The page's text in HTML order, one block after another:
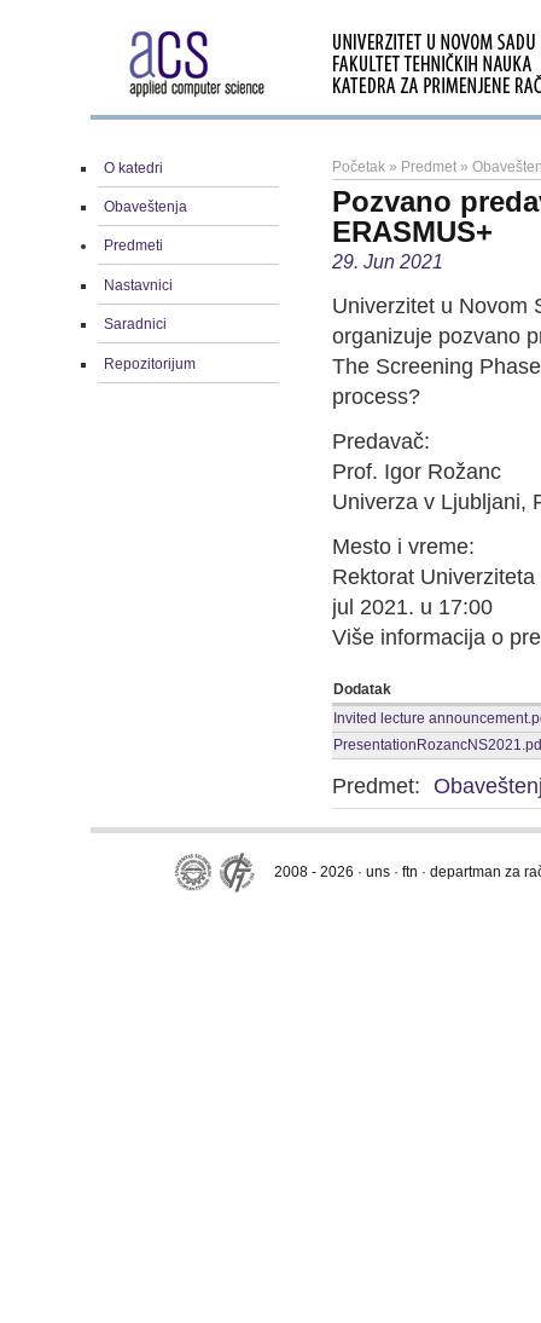
O katedri
Obaveštenja
Predmeti
Nastavnici
Saradnici
Repozitorijum
Početak » Predmet »
Pozvano
ERASMUS+
29. Jun 2021
Univerzitet u Novom
organizuje pozvano
The Screening
process?
Predavač:
Prof. Igor Rožanc
Univerza v Ljubljani,
Mesto i vreme:
Rektorat
jul 2021. u 17:00
Više informacija o
Dodatak
Invited lecture
Predmet:
2008 - 2026 · uns · ftn · departman za